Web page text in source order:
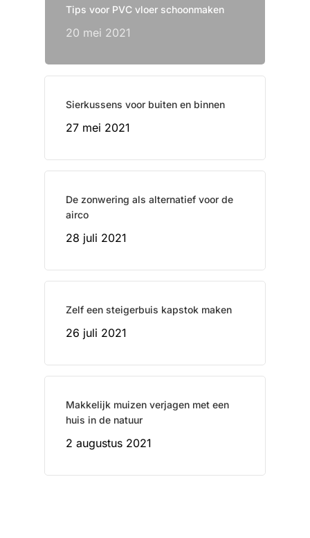
Tips voor PVC vloer schoonmaken
20 mei 2021
Sierkussens voor buiten en binnen
27 mei 2021
De zonwering als alternatief voor de
airco
28 juli 2021
Zelf een steigerbuis kapstok maken
26 juli 2021
Makkelijk muizen verjagen met een
huis in de natuur
2 augustus 2021